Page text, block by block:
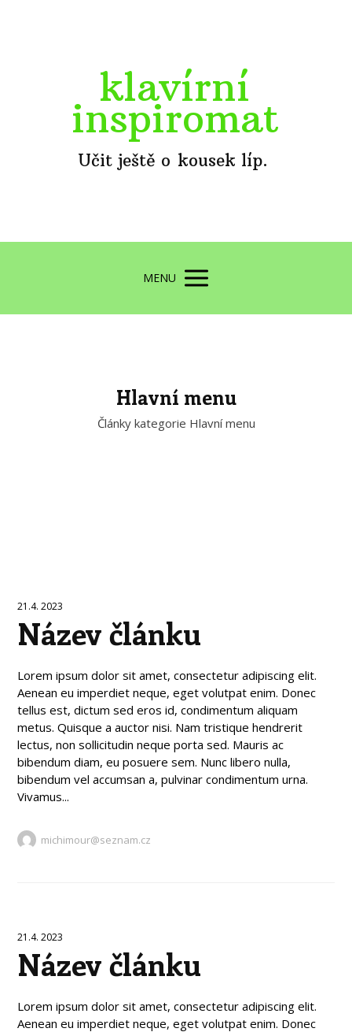
klavírní
inspiromat
Učit ještě o kousek líp.
MENU
Hlavní menu
Články kategorie Hlavní menu
21.4. 2023
Název článku
Lorem ipsum dolor sit amet, consectetur adipiscing elit.
Aenean eu imperdiet neque, eget volutpat enim. Donec
tellus est, dictum sed eros id, condimentum aliquam
metus. Quisque a auctor nisi. Nam tristique hendrerit
lectus, non sollicitudin neque porta sed. Mauris ac
bibendum diam, eu posuere sem. Nunc libero nulla,
bibendum vel accumsan a, pulvinar condimentum urna.
Vivamus...
michimour@seznam.cz
21.4. 2023
Název článku
Lorem ipsum dolor sit amet, consectetur adipiscing elit.
Aenean eu imperdiet neque, eget volutpat enim. Donec